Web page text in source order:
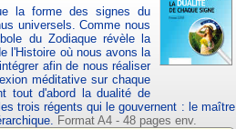
la forme des signes du
universels. Comme nous
du Zodiaque révèle la
l'Histoire où nous avons la
afin de nous réaliser
méditative sur chaque
tout d'abord la dualité de
trois régents qui le gouvernent : le maître
Format A4 - 48 pages env.